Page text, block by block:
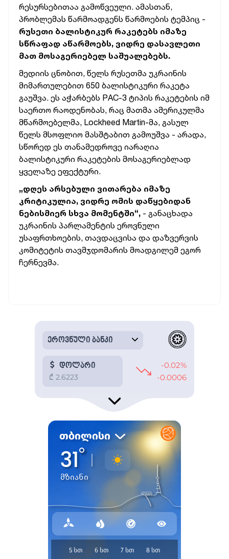
რესურსებითაა გამოწვეული. ამასთან,
პრობლემას წარმოადგენს წარმოების ტემპიც -
რუსეთი ბალისტიკურ რაკეტებს იმაზე
სწრაფად აწარმოებს, ვიდრე დასავლეთი
მათ მოსაგერიებელ საშუალებებს.
მედიის ცნობით, წელს რუსეთმა უკრაინის
მიმართულებით 650 ბალისტიკური რაკეტა
გაუშვა. ეს აჭარბებს PAC-3 ტიპის რაკეტების იმ
საერთო რაოდენობას, რაც მათმა ამერიკულმა
მწარმოებელმა, Lockheed Martin-მა, გასულ
წელს მსოფლიო მასშტაბით გამოუშვა - არადა,
სწორედ ეს თანამედროვე იარაღია
ბალისტიკური რაკეტების მოსაგერიებლად
ყველაზე ეფექტური.
„დღეს არსებული ვითარება იმაზე
კრიტიკულია, ვიდრე ომის დაწყებიდან
ნებისმიერ სხვა მომენტში“, - განაცხადა
უკრაინის პარლამენტის ეროვნული
უსაფრთხოების, თავდაცვისა და დაზვერვის
კომიტეტის თავმჯდომარის მოადგილემ ეგორ
ჩერნევმა.